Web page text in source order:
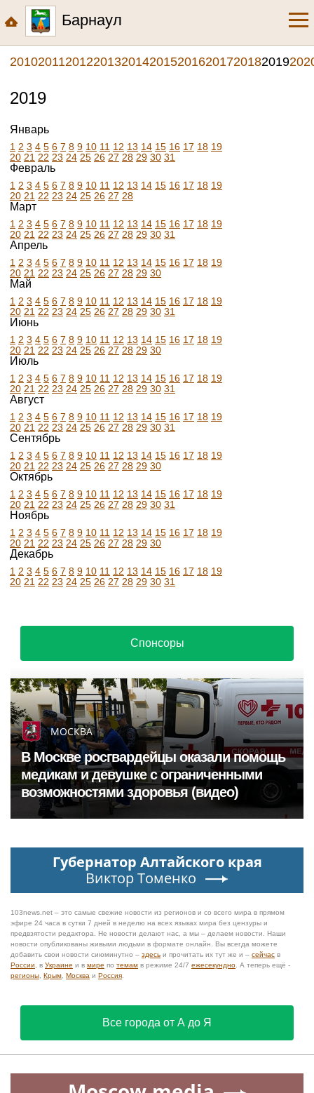
Барнаул
2010201120122013201420152016201720182019
2019
Январь
1 2 3 4 5 6 7 8 9 10 11 12 13 14 15 16 17 18 19
20 21 22 23 24 25 26 27 28 29 30 31
Февраль
1 2 3 4 5 6 7 8 9 10 11 12 13 14 15 16 17 18 19
20 21 22 23 24 25 26 27 28
Март
1 2 3 4 5 6 7 8 9 10 11 12 13 14 15 16 17 18 19
20 21 22 23 24 25 26 27 28 29 30 31
Апрель
1 2 3 4 5 6 7 8 9 10 11 12 13 14 15 16 17 18 19
20 21 22 23 24 25 26 27 28 29 30
Май
1 2 3 4 5 6 7 8 9 10 11 12 13 14 15 16 17 18 19
20 21 22 23 24 25 26 27 28 29 30 31
Июнь
1 2 3 4 5 6 7 8 9 10 11 12 13 14 15 16 17 18 19
20 21 22 23 24 25 26 27 28 29 30
Июль
1 2 3 4 5 6 7 8 9 10 11 12 13 14 15 16 17 18 19
20 21 22 23 24 25 26 27 28 29 30 31
Август
1 2 3 4 5 6 7 8 9 10 11 12 13 14 15 16 17 18 19
20 21 22 23 24 25 26 27 28 29 30 31
Сентябрь
1 2 3 4 5 6 7 8 9 10 11 12 13 14 15 16 17 18 19
20 21 22 23 24 25 26 27 28 29 30
Октябрь
1 2 3 4 5 6 7 8 9 10 11 12 13 14 15 16 17 18 19
20 21 22 23 24 25 26 27 28 29 30 31
Ноябрь
1 2 3 4 5 6 7 8 9 10 11 12 13 14 15 16 17 18 19
20 21 22 23 24 25 26 27 28 29 30
Декабрь
1 2 3 4 5 6 7 8 9 10 11 12 13 14 15 16 17 18 19
20 21 22 23 24 25 26 27 28 29 30 31
Спонсоры
МОСКВА
В Москве росгвардейцы оказали помощь
медикам и девушке с ограниченными
возможностями здоровья (видео)
Губернатор Алтайского края
Виктор Томенко
103news.net – это самые свежие новости из регионов и со всего мира в прямом
эфире 24 часа в сутки 7 дней в неделю на всех языках мира без цензуры и
предвзятости редактора. Не новости делают нас, а мы – делаем новости. Наши
новости опубликованы живыми людьми в формате онлайн. Вы всегда можете
добавить свои новости сиюминутно – здесь и прочитать их тут же и – сейчас в
России , в Украине и в мире по темам в режиме 24/7 ежесекундно . А теперь ещё -
регионы Крым Москва и Россия
Все города от А до Я